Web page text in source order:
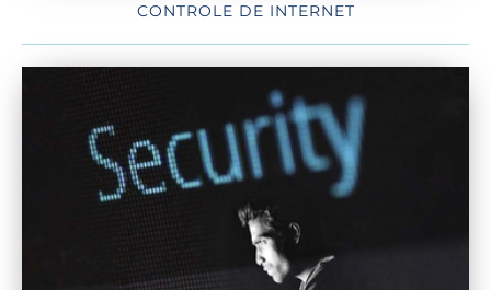
CONTROLE DE INTERNET